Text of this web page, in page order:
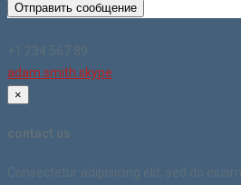
Отправить сообщение
+1 234 567 89
adam.smith.skype
×
contact us
Consectetur adipisicing elit, sed do